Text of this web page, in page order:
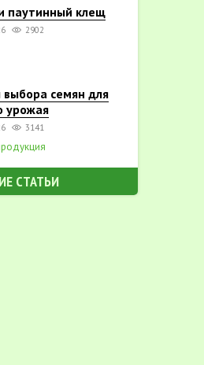
паутинный клещ
2902
выбора семян для
урожая
3141
СТАТЬИ